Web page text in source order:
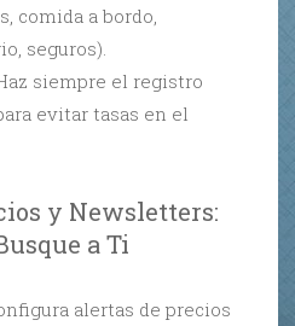
comida a bordo,
seguros).
siempre el registro
evitar tasas en el
y Newsletters:
a Ti
alertas de precios